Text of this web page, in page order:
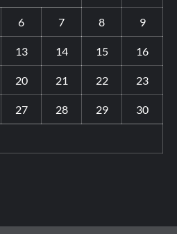
6 7 8 9
13 14 15 16
20 21 22 23
27 28 29 30